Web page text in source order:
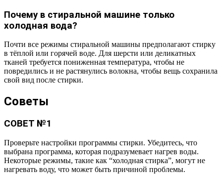
Почему в стиральной машине только
холодная вода?
Почти все режимы стиральной машины предполагают стирку
в тёплой или горячей воде. Для шерсти или деликатных
тканей требуется пониженная температура, чтобы не
повредились и не растянулись волокна, чтобы вещь сохранила
свой вид после стирки.
Советы
СОВЕТ №1
Проверьте настройки программы стирки. Убедитесь, что
выбрана программа, которая подразумевает нагрев воды.
Некоторые режимы, такие как “холодная стирка”, могут не
нагревать воду, что может быть причиной проблемы.